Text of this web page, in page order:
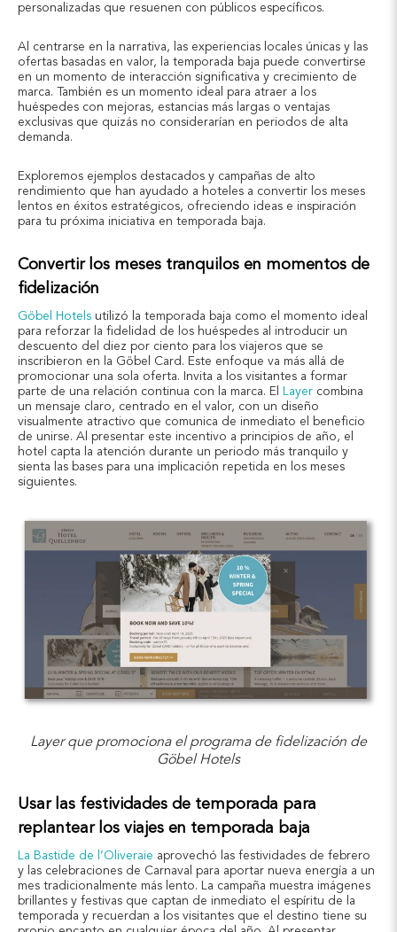
personalizadas que resuenen con públicos específicos.
Al centrarse en la narrativa, las experiencias locales únicas y las
ofertas basadas en valor, la temporada baja puede convertirse
en un momento de interacción significativa y crecimiento de
marca. También es un momento ideal para atraer a los
huéspedes con mejoras, estancias más largas o ventajas
exclusivas que quizás no considerarían en periodos de alta
demanda.
Exploremos ejemplos destacados y campañas de alto
rendimiento que han ayudado a hoteles a convertir los meses
lentos en éxitos estratégicos, ofreciendo ideas e inspiración
para tu próxima iniciativa en temporada baja.
Convertir los meses tranquilos en momentos de
fidelización
Göbel Hotels utilizó la temporada baja como el momento ideal
para reforzar la fidelidad de los huéspedes al introducir un
descuento del diez por ciento para los viajeros que se
inscribieron en la Göbel Card. Este enfoque va más allá de
promocionar una sola oferta. Invita a los visitantes a formar
parte de una relación continua con la marca. El
Layer combina
un mensaje claro, centrado en el valor, con un diseño
visualmente atractivo que comunica de inmediato el beneficio
de unirse. Al presentar este incentivo a principios de año, el
hotel capta la atención durante un periodo más tranquilo y
sienta las bases para una implicación repetida en los meses
siguientes.
Layer que promociona el programa de fidelización de
Göbel Hotels
Usar las festividades de temporada para
replantear los viajes en temporada baja
La Bastide de l’Oliveraie aprovechó las festividades de febrero
y las celebraciones de Carnaval para aportar nueva energía a un
mes tradicionalmente más lento. La campaña muestra imágenes
brillantes y festivas que captan de inmediato el espíritu de la
temporada y recuerdan a los visitantes que el destino tiene su